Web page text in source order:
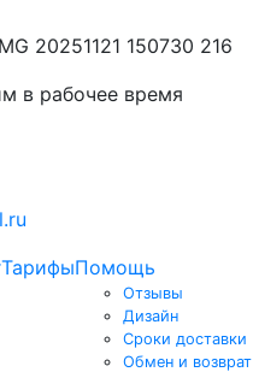
в рабочее время
ТарифыПомощь
Отзывы
Дизайн
Сроки доставки
Обмен и возврат